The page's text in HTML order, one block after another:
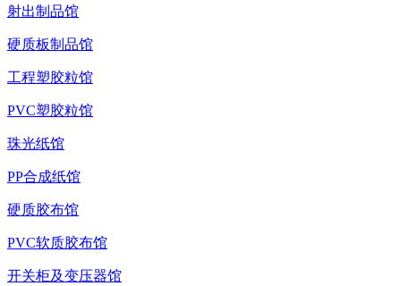
射出制品馆
硬质板制品馆
工程塑胶粒馆
PVC塑胶粒馆
珠光纸馆
PP合成纸馆
硬质胶布馆
PVC软质胶布馆
开关柜及变压器馆